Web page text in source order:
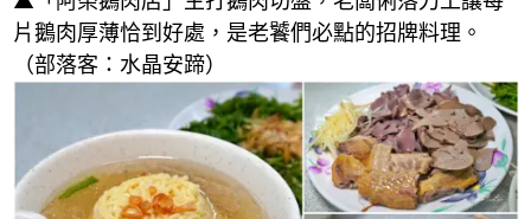
片鵝肉厚薄恰到好處，是老饕們必點的招牌料理。
（部落客：水晶安蹄）